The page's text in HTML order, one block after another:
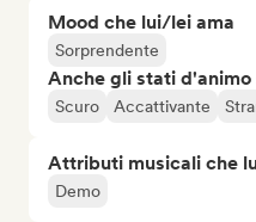
Mood che lui/lei ama
Sorprendente
Anche gli stati
Scuro Accattivante
Attributi musicali che
Demo